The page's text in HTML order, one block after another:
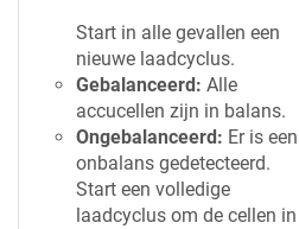
Start in alle gevallen een
nieuwe laadcyclus.
Gebalanceerd: Alle
accucellen zijn in balans.
Ongebalanceerd: Er is een
onbalans gedetecteerd.
Start een volledige
laadcyclus om de cellen in